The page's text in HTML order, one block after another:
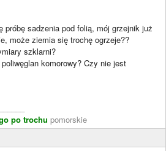
próbę sadzenia pod folią, mój grzejnik już
może ziemia się trochę ogrzeje??
szklarni?
komorowy? Czy nie jest
po trochu pomorskie